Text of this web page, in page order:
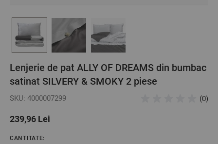
Lenjerie de pat ALLY OF DREAMS din bumbac
satinat SILVERY & SMOKY 2 piese
SKU: 4000007299 (0)
239,96 Lei
CANTITATE: